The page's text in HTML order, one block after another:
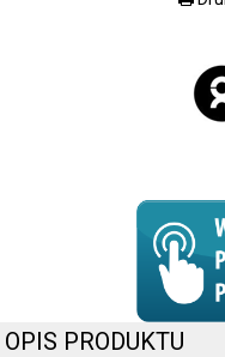
OPIS PRODUKTU